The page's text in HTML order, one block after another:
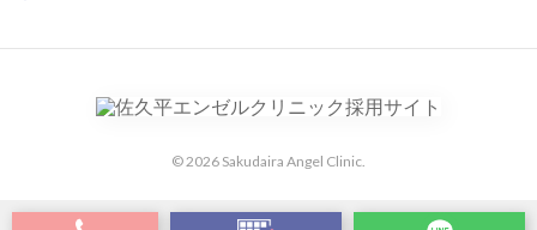
© 2026 Sakudaira Angel Clinic.